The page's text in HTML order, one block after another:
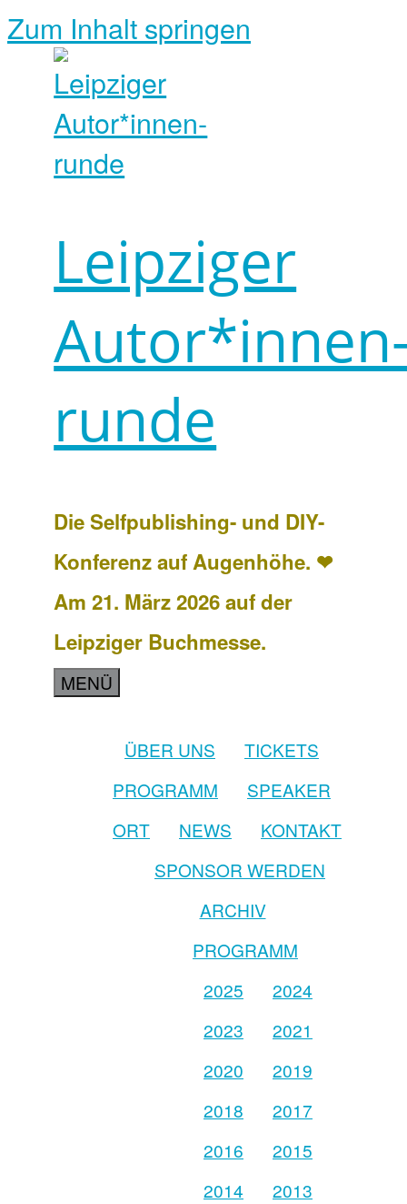
Zum Inhalt springen
Leipziger
runde
Die Selfpublishing- und DIY-
Konferenz auf Augenhöhe. ❤
Am 21. März 2026 auf der
Leipziger Buchmesse.
MENÜ
ÜBER UNS
TICKETS
PROGRAMM
SPEAKER
ORT
NEWS
KONTAKT
SPONSOR WERDEN
ARCHIV
PROGRAMM
2025
2024
2023
2021
2020
2019
2018
2017
2016
2015
2014
2013